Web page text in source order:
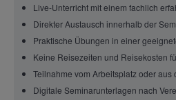
Live-Unterricht mit einem fachlich
Direkter Austausch innerhalb der
Praktische Übungen in einer
Keine Reisezeiten und Reisekosten
Teilnahme vom Arbeitsplatz oder aus
Digitale Seminarunterlagen nach